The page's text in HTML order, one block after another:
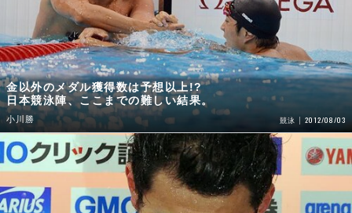
金以外のメダル獲得数は予想以上!?
日本競泳陣、ここまでの難しい結果。
小川勝 競泳 2012/08/03